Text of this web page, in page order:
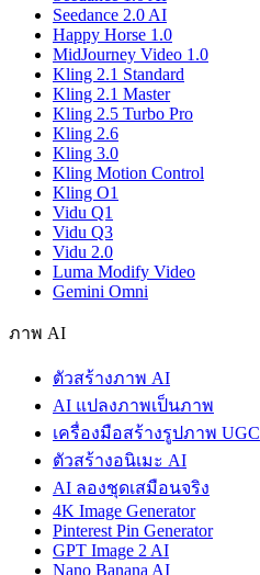
Seedance 2.0 AI
Happy Horse 1.0
MidJourney Video 1.0
Kling 2.1 Standard
Kling 2.1 Master
Kling 2.5 Turbo Pro
Kling 2.6
Kling 3.0
Kling Motion Control
Kling O1
Vidu Q1
Vidu Q3
Vidu 2.0
Luma Modify Video
Gemini Omni
ภาพ AI
ตัวสร้างภาพ AI
AI แปลงภาพเป็นภาพ
เครื่องมือสร้างรูปภาพ UGC
ตัวสร้างอนิเมะ AI
AI ลองชุดเสมือนจริง
4K Image Generator
Pinterest Pin Generator
GPT Image 2 AI
Nano Banana AI